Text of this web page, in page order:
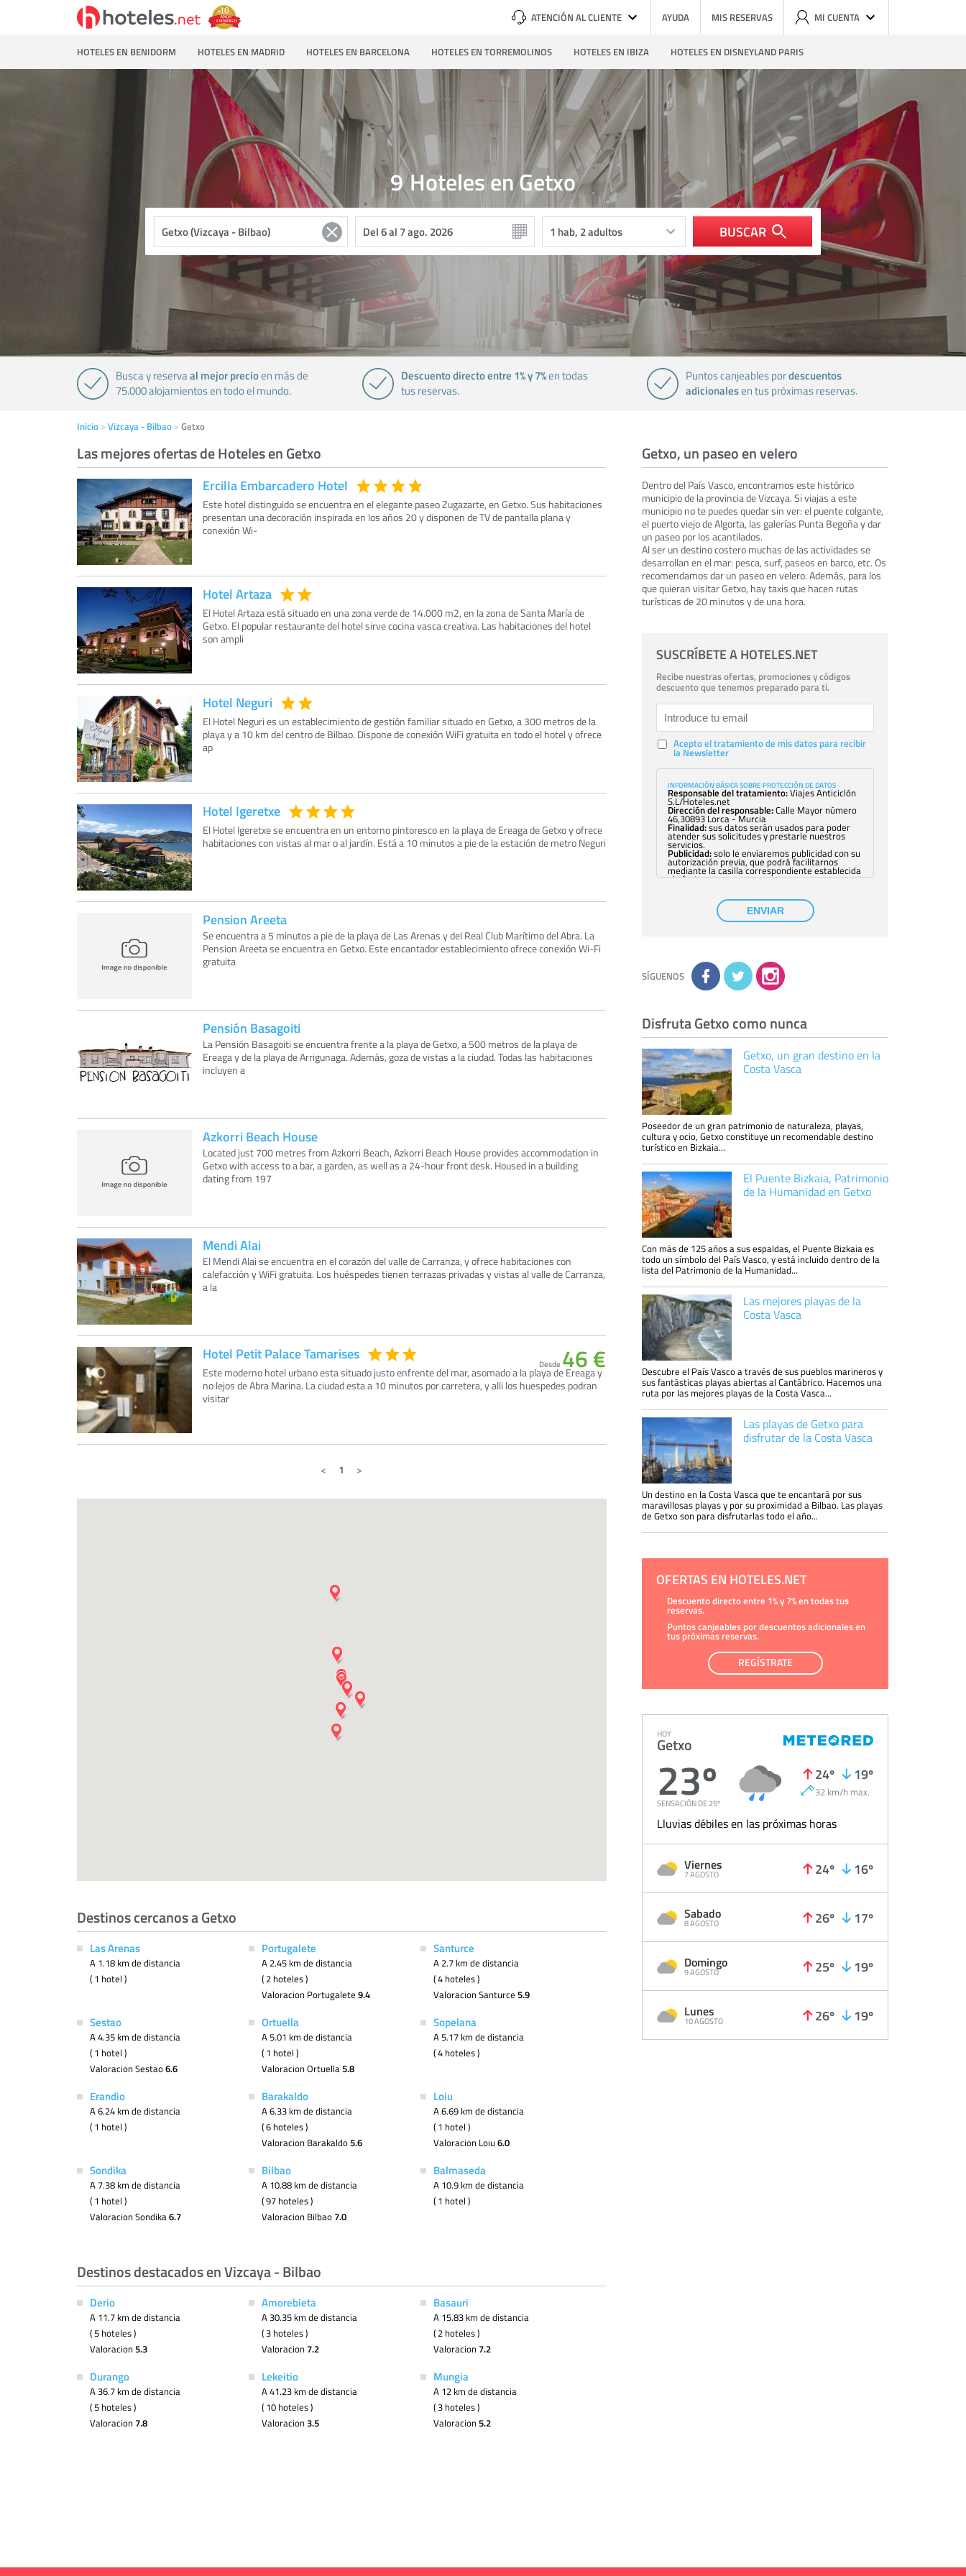
ATENCIÓN AL CLIENTE AYUDA MIS RESERVAS MI CUENTA
HOTELES EN BENIDORM HOTELES EN MADRID HOTELES EN BARCELONA HOTELES EN TORREMOLINOS HOTELES EN IBIZA HOTELES EN DISNEYLAND PARIS
Hoteles en Getxo
9
BUSCAR
Busca y reservaal mejor precioen más de
75.000 alojamientos en todo el mundo.
Descuento directo entre 1% y 7%en todas
tus reservas.
Puntos canjeables pordescuentos
adicionalesen tus próximas reservas.
Inicio Vizcaya - Bilbao Getxo
Las mejores ofertas de Hoteles en Getxo
Ercilla Embarcadero Hotel
Este hotel distinguido se encuentra en el elegante paseo Zugazarte, en Getxo. Sus habitaciones
presentan una decoración inspirada en los años 20 y disponen de TV de pantalla plana y
conexión Wi-
Hotel Artaza
El Hotel Artaza está situado en una zona verde de 14.000 m2, en la zona de Santa María de
Getxo. El popular restaurante del hotel sirve cocina vasca creativa. Las habitaciones del hotel
son ampli
Hotel Neguri
El Hotel Neguri es un establecimiento de gestión familiar situado en Getxo, a 300 metros de la
playa y a 10 km del centro de Bilbao. Dispone de conexión WiFi gratuita en todo el hotel y ofrece
ap
Hotel Igeretxe
El Hotel Igeretxe se encuentra en un entorno pintoresco en la playa de Ereaga de Getxo y ofrece
habitaciones con vistas al mar o al jardín. Está a 10 minutos a pie de la estación de metro Neguri
Pension Areeta
Se encuentra a 5 minutos a pie de la playa de Las Arenas y del Real Club Marítimo del Abra. La
Pension Areeta se encuentra en Getxo. Este encantador establecimiento ofrece conexión Wi-Fi
gratuita
Pensión Basagoiti
La Pensión Basagoiti se encuentra frente a la playa de Getxo, a 500 metros de la playa de
Ereaga y de la playa de Arrigunaga. Además, goza de vistas a la ciudad. Todas las habitaciones
incluyen a
Azkorri Beach House
Located just 700 metres from Azkorri Beach, Azkorri Beach House provides accommodation in
Getxo with access to a bar, a garden, as well as a 24-hour front desk. Housed in a building
dating from 197
Mendi Alai
El Mendi Alai se encuentra en el corazón del valle de Carranza, y ofrece habitaciones con
calefacción y WiFi gratuita. Los huéspedes tienen terrazas privadas y vistas al valle de Carranza,
a la
Hotel Petit Palace Tamarises
Este moderno hotel urbano esta situado justo enfrente del mar, asomado a la playa de Ereaga y
no lejos de Abra Marina. La ciudad esta a 10 minutos por carretera, y alli los huespedes podran
visitar
Desde 46 €
1
Destinos cercanos a Getxo
Las Arenas
A 1.18 km de distancia
( 1 hotel )
Portugalete
A 2.45 km de distancia
( 2 hoteles )
Valoracion Portugalete 9.4
Santurce
A 2.7 km de distancia
( 4 hoteles )
Valoracion Santurce 5.9
Sestao
A 4.35 km de distancia
( 1 hotel )
Valoracion Sestao6.6
Ortuella
A 5.01 km de distancia
( 1 hotel )
Valoracion Ortuella5.8
Sopelana
A 5.17 km de distancia
( 4 hoteles )
Erandio
A 6.24 km de distancia
( 1 hotel )
Barakaldo
A 6.33 km de distancia
( 6 hoteles )
Valoracion Barakaldo5.6
Loiu
A 6.69 km de distancia
( 1 hotel )
Valoracion Loiu 6.0
Sondika
A 7.38 km de distancia
( 1 hotel )
Valoracion Sondika6.7
Bilbao
A 10.88 km de distancia
( 97 hoteles )
Valoracion Bilbao 7.0
Balmaseda
A 10.9 km de distancia
( 1 hotel )
Destinos destacados en Vizcaya - Bilbao
Derio
A 11.7 km de distancia
( 5 hoteles )
Valoracion5.3
Amorebieta
A 30.35 km de distancia
( 3 hoteles )
Valoracion 7.2
Basauri
A 15.83 km de distancia
( 2 hoteles )
Valoracion 7.2
Durango
A 36.7 km de distancia
( 5 hoteles )
Valoracion 7.8
Lekeitio
A 41.23 km de distancia
( 10 hoteles )
Valoracion3.5
Mungia
A 12 km de distancia
( 3 hoteles )
Valoracion5.2
Getxo, un paseo en velero
Dentro del País Vasco, encontramos este histórico
municipio de la provincia de Vizcaya. Si viajas a este
municipio no te puedes quedar sin ver: el puente colgante,
el puerto viejo de Algorta, las galerías Punta Begoña y dar
un paseo por los acantilados.
Al ser un destino costero muchas de las actividades se
desarrollan en el mar: pesca, surf, paseos en barco, etc. Os
recomendamos dar un paseo en velero. Además, para los
que quieran visitar Getxo, hay taxis que hacen rutas
turísticas de 20 minutos y de una hora.
SUSCRÍBETE A HOTELES.NET
Recibe nuestras ofertas, promociones y códigos
descuento que tenemos preparado para ti.
Acepto el tratamiento de mis datos para recibir
la Newsletter
INFORMACIÓN BÁSICA SOBRE PROTECCIÓN DE DATOS
Responsable del tratamiento:Viajes Anticiclón
S.L/Hoteles.net
Dirección del responsable:Calle Mayor número
46,30893 Lorca - Murcia
Finalidad:sus datos serán usados para poder
atender sus solicitudes y prestarle nuestros
servicios.
Publicidad:solo le enviaremos publicidad con su
autorización previa, que podrá facilitarnos
mediante la casilla correspondiente establecida
al efecto.
con su consentimiento previo, que podrá
facilitarnos mediante la casilla correspondiente
establecida al efecto.
Destinatarios:con carácter general, sólo el
Derechos:tiene derecho a saber qué
información tenemos sobre usted, corregirla y
eliminarla, tal y como se explica en la
información adicional disponible en nuestra
la información adicional y detallada sobre cómo
tratamos sus datos en la política de privacidad
ENVIAR
SÍGUENOS
Disfruta Getxo como nunca
Getxo, un gran destino en la
Costa Vasca
Poseedor de un gran patrimonio de naturaleza, playas,
cultura y ocio, Getxo constituye un recomendable destino
turístico en Bizkaia...
El Puente Bizkaia, Patrimonio
de la Humanidad en Getxo
Con más de 125 años a sus espaldas, el Puente Bizkaia es
todo un símbolo del País Vasco, y está incluido dentro de la
lista del Patrimonio de la Humanidad...
Las mejores playas de la
Costa Vasca
Descubre el País Vasco a través de sus pueblos marineros y
sus fantásticas playas abiertas al Cantábrico. Hacemos una
ruta por las mejores playas de la Costa Vasca...
Las playas de Getxo para
disfrutar de la Costa Vasca
Un destino en la Costa Vasca que te encantará por sus
maravillosas playas y por su proximidad a Bilbao. Las playas
de Getxo son para disfrutarlas todo el año...
OFERTAS EN HOTELES.NET
Descuento directo entre 1% y 7% en todas tus
reservas.
Puntos canjeables por descuentos adicionales en
tus próximas reservas.
REGÍSTRATE
HOY
Getxo
23º
SENSACIÓN DE 25º
24º 19º
32 km/h max.
Lluvias débiles en las próximas horas
Viernes
7 AGOSTO 24º 16º
Sabado
8 AGOSTO 26º 17º
Domingo
9 AGOSTO 25º 19º
Lunes
10 AGOSTO 26º 19º